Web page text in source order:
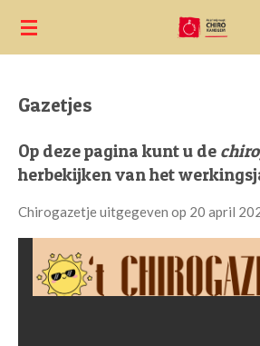
Ga
hoofdinhoud
Gazetjes
Op deze pagina kunt u de
herbekijken van het
Chirogazetje uitgegeven op 20 april